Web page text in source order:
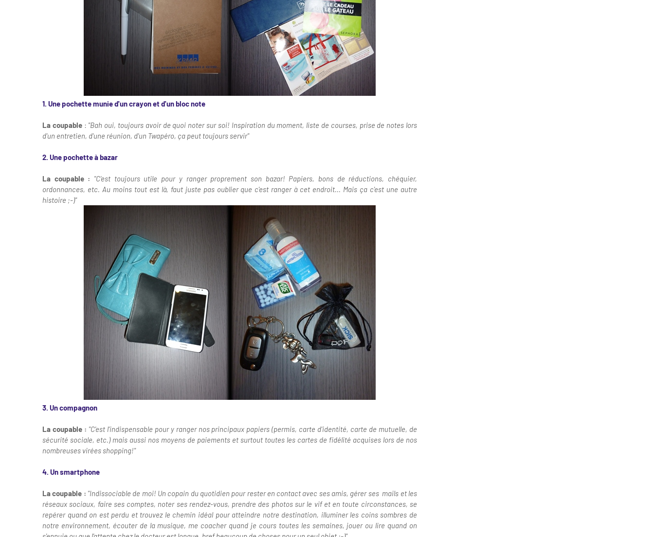
1. Une pochette munie d'un crayon et d'un bloc note
La coupable: "Bah oui, toujours avoir de quoi noter sur soi! Inspiration du moment, liste de courses, prise de notes lors
d'un entretien, d'une réunion, d'un Twapéro, ça peut toujours servir"
2. Une pochette à bazar
La coupable : "C'est toujours utile pour y ranger proprement son bazar! Papiers, bons de réductions, chéquier,
ordonnances, etc. Au moins tout est là, faut juste pas oublier que c'est ranger à cet endroit... Mais ça c'est une autre
histoire ;-)"
3. Un compagnon
La coupable : "C'est l'indispensable pour y ranger nos principaux papiers (permis, carte d'identité, carte de mutuelle, de
sécurité sociale, etc.) mais aussi nos moyens de paiements et surtout toutes les cartes de fidélité acquises lors de nos
nombreuses virées shopping!"
4. Un smartphone
La coupable : "Indissociable de moi! Un copain du quotidien pour rester en contact avec ses amis, gérer ses mails et les
réseaux sociaux, faire ses comptes, noter ses rendez-vous, prendre des photos sur le vif et en toute circonstances, se
repérer quand on est perdu et trouvez le chemin idéal pour atteindre notre destination, illuminer les coins sombres de
notre environnement, écouter de la musique, me coacher quand je cours toutes les semaines, jouer ou lire quand on